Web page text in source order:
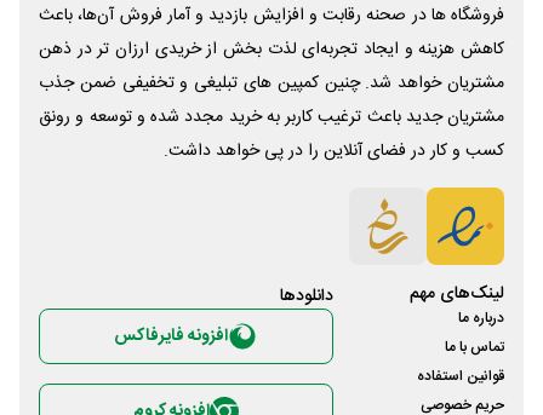
فروشگاه ها در صحنه رقابت و افزایش بازدید و آمار فروش آن‌ها، باعث
کاهش هزینه و ایجاد تجربه‌ای لذت بخش از خریدی ارزان تر در ذهن
مشتریان خواهد شد. چنین کمپین های تبلیغی و تخفیفی ضمن جذب
مشتریان جدید باعث ترغیب کاربر به خرید مجدد شده و توسعه و رونق
کسب و کار در فضای آنلاین را در پی خواهد داشت.
لینک‌های مهم
درباره ما
تماس با ما
قوانین استفاده
حریم خصوصی
دانلود‌ها
افزونه فایرفاکس